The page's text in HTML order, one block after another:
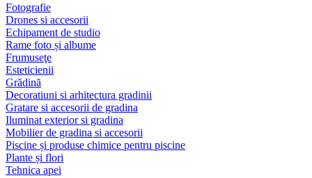
Fotografie
Drones si accesorii
Echipament de studio
Rame foto și albume
Frumuseţe
Esteticienii
Grădină
Decoratiuni si arhitectura gradinii
Gratare si accesorii de gradina
Iluminat exterior si gradina
Mobilier de gradina si accesorii
Piscine și produse chimice pentru piscine
Plante și flori
Tehnica apei